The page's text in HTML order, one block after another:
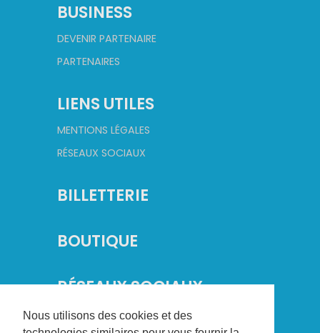
Nous utilisons des cookies et des
BUSINESS
DEVENIR PARTENAIRE
PARTENAIRES
LIENS UTILES
MENTIONS LÉGALES
RÉSEAUX SOCIAUX
BILLETTERIE
BOUTIQUE
RÉSEAUX SOCIAUX